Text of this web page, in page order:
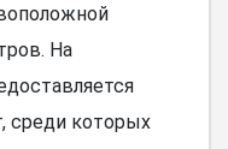
На
среди которых